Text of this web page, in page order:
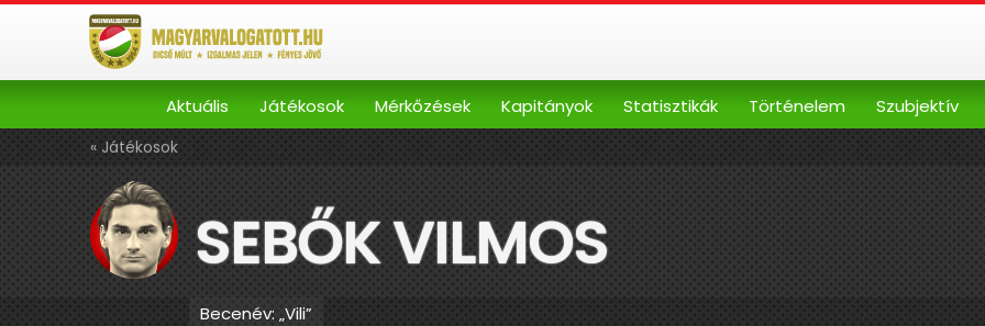
Aktuális Játékosok Mérkőzések Kapitányok Statisztikák Történelem Szubjektív
« Játékosok
SEBŐK VILMOS
Becenév: „Vili”